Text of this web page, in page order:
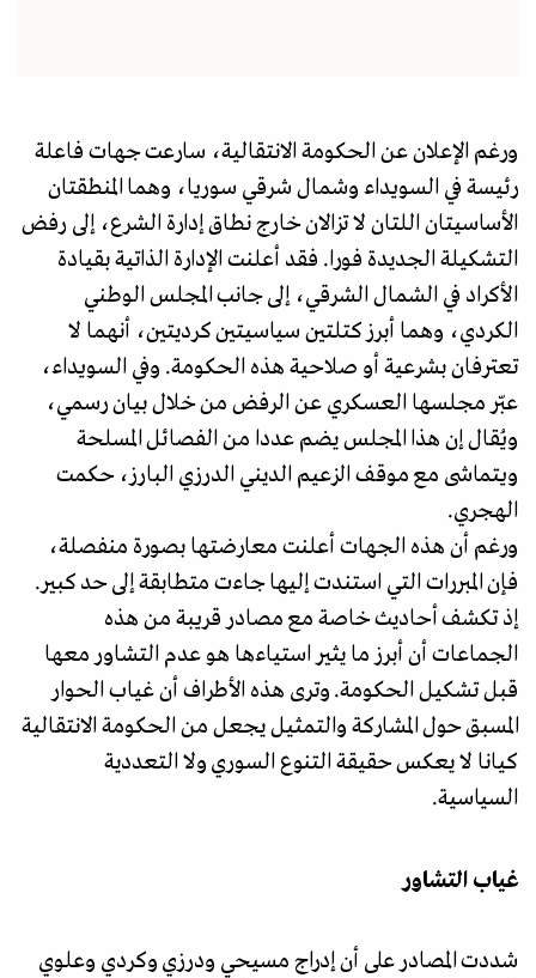
ورغم الإعلان عن الحكومة الانتقالية، سارعت جهات فاعلة
رئيسة في السويداء وشمال شرقي سوريا، وهما المنطقتان
الأساسيتان اللتان لا تزالان خارج نطاق إدارة الشرع، إلى رفض
التشكيلة الجديدة فورا. فقد أعلنت الإدارة الذاتية بقيادة
الأكراد في الشمال الشرقي، إلى جانب المجلس الوطني
الكردي، وهما أبرز كتلتين سياسيتين كرديتين، أنهما لا
تعترفان بشرعية أو صلاحية هذه الحكومة. وفي السويداء،
عبّر مجلسها العسكري عن الرفض من خلال بيان رسمي،
ويُقال إن هذا المجلس يضم عددا من الفصائل المسلحة
ويتماشى مع موقف الزعيم الديني الدرزي البارز، حكمت
الهجري.
ورغم أن هذه الجهات أعلنت معارضتها بصورة منفصلة،
فإن المبررات التي استندت إليها جاءت متطابقة إلى حد كبير.
إذ تكشف أحاديث خاصة مع مصادر قريبة من هذه
الجماعات أن أبرز ما يثير استياءها هو عدم التشاور معها
قبل تشكيل الحكومة. وترى هذه الأطراف أن غياب الحوار
المسبق حول المشاركة والتمثيل يجعل من الحكومة الانتقالية
كيانا لا يعكس حقيقة التنوع السوري ولا التعددية
السياسية.
غياب التشاور
شددت المصادر على أن إدراج مسيحي ودرزي وكردي وعلوي